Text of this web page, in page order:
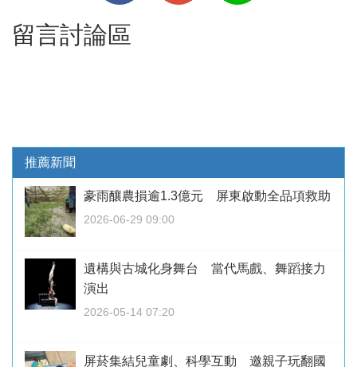
留言討論區
推薦新聞
豪雨釀農損逾1.3億元 屏東啟動全品項救助
2026-06-29 09:00
遺構與古城化身舞台 當代馬戲、舞蹈接力
演出
2026-05-14 07:20
屏菸集結兒童劇、科學互動 邀親子玩翻國